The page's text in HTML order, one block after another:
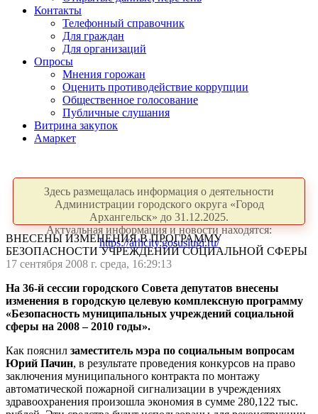
Контакты
Телефонный справочник
Для граждан
Для организаций
Опросы
Мнения горожан
Оценить противодействие коррупции
Общественное голосование
Публичные слушания
Витрина закупок
Амаркет
Здесь размещалась информация о деятельности
Администрации городского округа «Город
Архангельск» до 31.12.2025.
Актуальная информация и новости находятся:
https://arhcity.gosuslugi.ru/
ВНЕСЕНЫ ИЗМЕНЕНИЯ В ПРОГРАММУ
БЕЗОПАСНОСТИ УЧРЕЖДЕНИЙ СОЦИАЛЬНОЙ СФЕРЫ
17 сентября 2008 г. среда, 16:29:13
На 36-й сессии городского Совета депутатов внесены
изменения в городскую целевую комплексную программу
«Безопасность муниципальных учреждений социальной
сферы на 2008 – 2010 годы».
Как пояснил заместитель мэра по социальным вопросам
Юрий Пачин, в результате проведения конкурсов на право
заключения муниципального контракта по монтажу
автоматической пожарной сигнализации в учреждениях
здравоохранения произошла экономия в сумме 280,122 тыс.